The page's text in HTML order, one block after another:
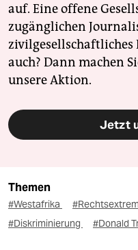
auf. Eine offene
zugänglichen
zivilgesellschaftliches
auch? Dann machen
unsere Aktion.
Jetzt
Themen
#Westafrika
#Diskriminierung
#Donald